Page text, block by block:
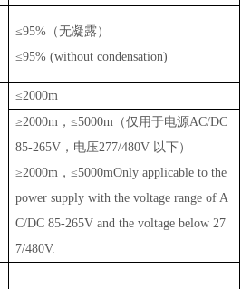
≤95% （无凝露）
≤95% (without condensation)
≤2000m
≥2000m ，≤5000m （仅用于电源AC/DC
85-265V ，电压277/480V 以下）
≥2000m ，≤5000mOnly applicable to the
power supply with the voltage range of A
C/DC 85-265V and the voltage below 27
7/480V.